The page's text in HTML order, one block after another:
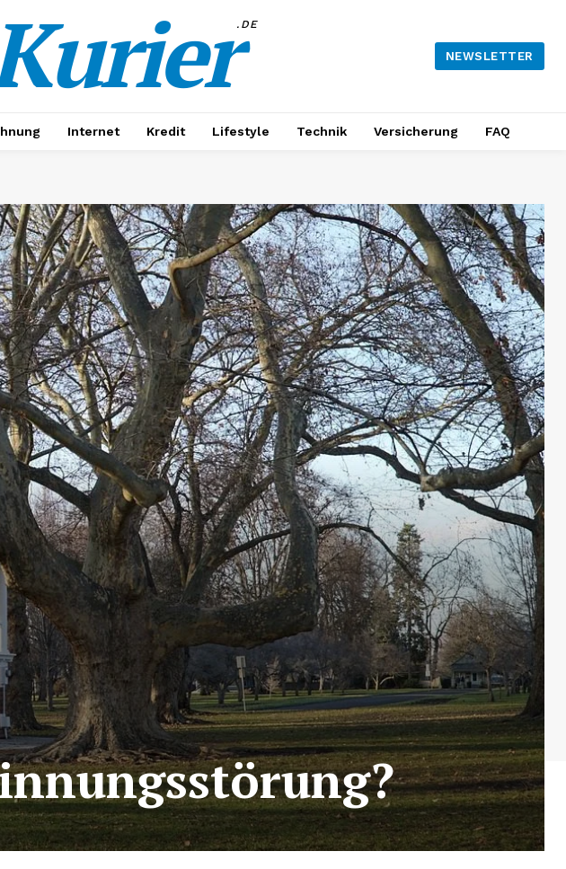
.DE
NEWSLETTER
Internet Kredit Lifestyle Technik Versicherung FAQ